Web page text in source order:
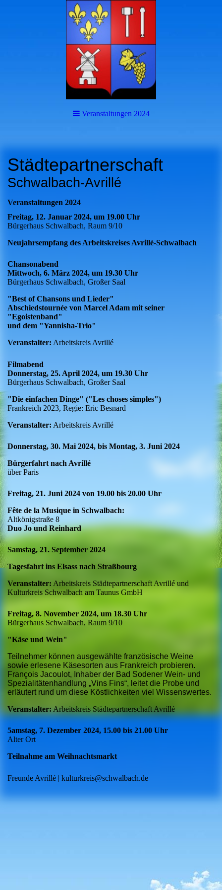
Veranstaltungen 2024
Städtepartnerschaft
Schwalbach-Avrillé
Veranstaltungen 2024
Freitag, 12. Januar 2024, um 19.00 Uhr
Bürgerhaus Schwalbach, Raum 9/10
Neujahrsempfang des Arbeitskreises Avrillé-Schwalbach
Chansonabend
Mittwoch, 6. März 2024, um 19.30 Uhr
Bürgerhaus Schwalbach, Großer Saal
"Best of Chansons und Lieder"
Abschiedstournée von Marcel Adam mit seiner
"Egoistenband"
und dem "Yannisha-Trio"
Veranstalter: Arbeitskreis Avrillé
Filmabend
Donnerstag, 25. April 2024, um 19.30 Uhr
Bürgerhaus Schwalbach, Großer Saal
"Die einfachen Dinge" ("Les choses simples")
Frankreich 2023, Regie: Eric Besnard
Veranstalter: Arbeitskreis Avrillé
Donnerstag, 30. Mai 2024, bis Montag, 3. Juni 2024
Bürgerfahrt nach Avrillé
über Paris
Freitag, 21. Juni 2024 von 19.00 bis 20.00 Uhr
Fête de la Musique in Schwalbach:
Altkönigstraße 8
Duo Jo und Reinhard
Samstag, 21. September 2024
Tagesfahrt ins Elsass nach Straßbourg
Veranstalter: Arbeitskreis Städtepartnerschaft Avrillé und
Kulturkreis Schwalbach am Taunus GmbH
Freitag, 8. November 2024, um 18.30 Uhr
Bürgerhaus Schwalbach, Raum 9/10
"Käse und Wein"
Teilnehmer können ausgewählte französische Weine
sowie erlesene Käsesorten aus Frankreich probieren.
François Jacoulot, Inhaber der Bad Sodener Wein- und
Spezialitätenhandlung „Vins Fins“, leitet die Probe und
erläutert rund um diese Köstlichkeiten viel Wissenswertes.
Veranstalter:Arbeitskreis Städtepartnerschaft Avrillé
5amstag, 7. Dezember 2024, 15.00 bis 21.00 Uhr
Alter Ort
Teilnahme am Weihnachtsmarkt
Freunde Avrillé | kulturkreis@schwalbach.de